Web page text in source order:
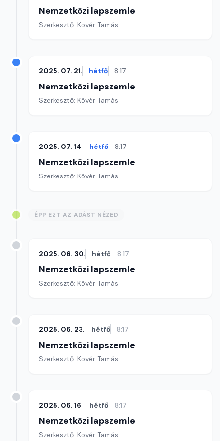
Nemzetközi lapszemle
Szerkesztő: Kövér Tamás
2025. 07. 21. hétfő 8:17
Nemzetközi lapszemle
Szerkesztő: Kövér Tamás
2025. 07. 14. hétfő 8:17
Nemzetközi lapszemle
Szerkesztő: Kövér Tamás
ÉPP EZT AZ ADÁST NÉZED
2025. 06. 30. hétfő 8:17
Nemzetközi lapszemle
Szerkesztő: Kövér Tamás
2025. 06. 23. hétfő 8:17
Nemzetközi lapszemle
Szerkesztő: Kövér Tamás
2025. 06. 16. hétfő 8:17
Nemzetközi lapszemle
Szerkesztő: Kövér Tamás